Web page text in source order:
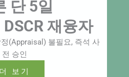
단 5일
재융자
(Appraisal) 불필요, 즉석 사
전 승인
더 보기